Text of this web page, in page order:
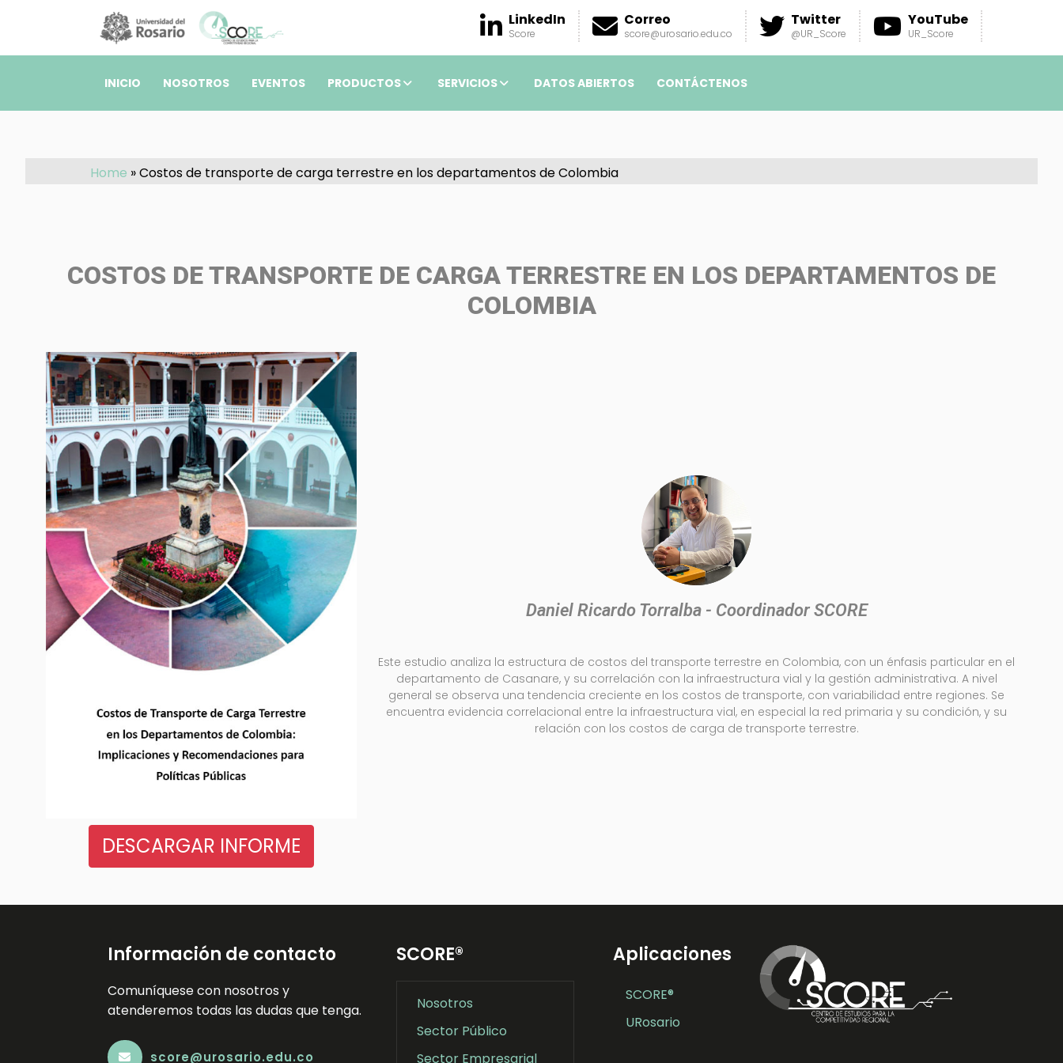
Pasar al contenido principal
LinkedIn
Score
Correo
score@urosario.edu.co
Twitter
@UR_Score
YouTube
UR_Score
INICIO NOSOTROS EVENTOS PRODUCTOS SERVICIOS DATOS ABIERTOS CONTÁCTENOS
Home »Costos de transporte de carga terrestre en los departamentos de Colombia
COSTOS DE TRANSPORTE DE CARGA TERRESTRE EN LOS DEPARTAMENTOS DE
COLOMBIA
DESCARGAR INFORME
Daniel Ricardo Torralba - Coordinador SCORE
Este estudio analiza la estructura de costos del transporte terrestre en Colombia, con un énfasis particular en el
departamento de Casanare, y su correlación con la infraestructura vial y la gestión administrativa. A nivel
general se observa una tendencia creciente en los costos de transporte, con variabilidad entre regiones. Se
encuentra evidencia correlacional entre la infraestructura vial, en especial la red primaria y su condición, y su
relación con los costos de carga de transporte terrestre.
Información de contacto
Comuníquese con nosotros y
atenderemos todas las dudas que tenga.
score@urosario.edu.co
SCORE®
Nosotros
Sector Público
Sector Empresarial
Aplicaciones
SCORE®
URosario